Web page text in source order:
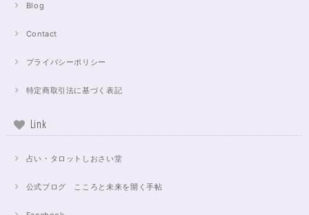
Blog
Contact
プライバシーポリシー
特定商取引法に基づく表記
Link
占い・タロットしおさい堂
公式ブログ こころと未来を開く手帖